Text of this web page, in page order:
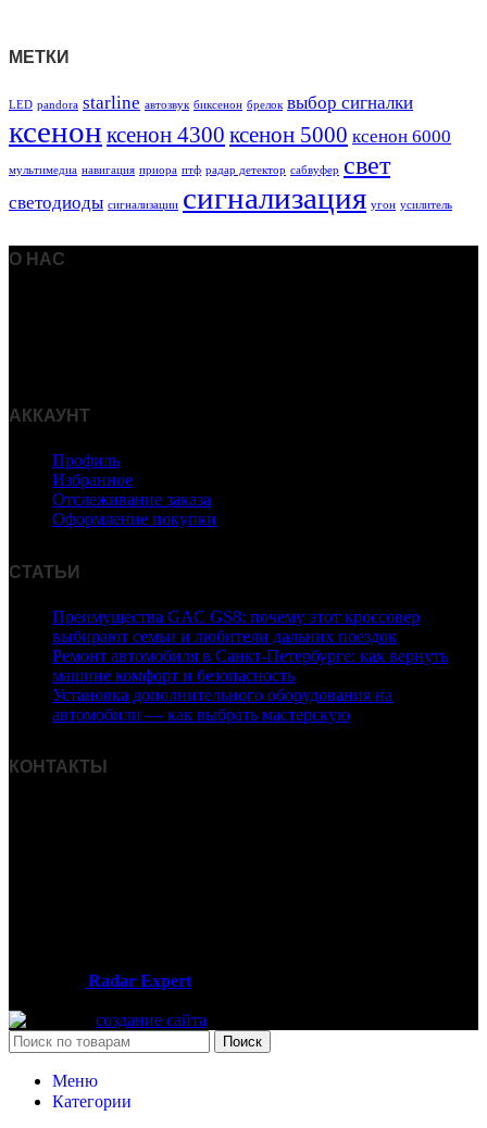
МЕТКИ
LED pandora starline автозвук биксенон брелок выбор сигналки
ксенон ксенон 4300 ксенон 5000 ксенон 6000
мультимедиа навигация приора птф радар детектор сабвуфер свет
светодиоды сигнализации сигнализация угон усилитель
О НАС
АККАУНТ
Профиль
Избранное
Отслеживание заказа
Оформление покупки
СТАТЬИ
Преимущества GAC GS8: почему этот кроссовер
выбирают семьи и любители дальних поездок
Ремонт автомобиля в Санкт‑Петербурге: как вернуть
машине комфорт и безопасность
Установка дополнительного оборудования на
автомобили — как выбрать мастерскую
КОНТАКТЫ
Radar Expert
создание сайта
Поиск
Меню
Категории